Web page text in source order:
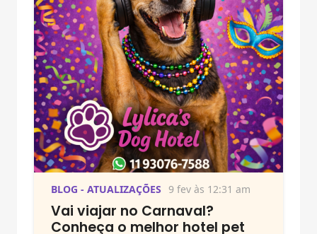
BLOG - ATUALIZAÇÕES 9 fev às 12:31 am
Vai viajar no Carnaval?
Conheça o melhor hotel pet